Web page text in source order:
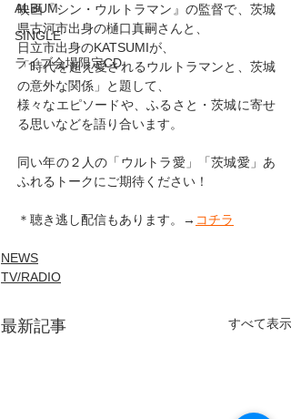
ALBUM
SINGLE
ライブ会場限定CD
映画『シン・ウルトラマン』の監督で、茨城
県古河市出身の樋口真嗣さんと、
日立市出身のKATSUMIが、
「時代を超え愛されるウルトラマンと、茨城
の意外な関係」と題して、
様々なエピソードや、ふるさと・茨城に寄せ
る思いなどを語り合います。
同い年の２人の「ウルトラ愛」「茨城愛」あ
ふれるトークにご期待ください！
＊聴き逃し配信もあります。→ コチラ
NEWS
TV/RADIO
最新記事 すべて表示